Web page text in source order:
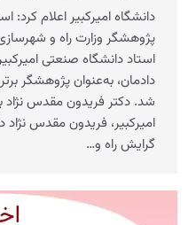
دانشگاه امیرکبیر اعلام کرد:
پژوهشگر وزارت راه و
استاد دانشگاه صنعتی
دادمان، به‌‌عنوان پژوهشگر
شد. دکتر فریدون مقدس نژاد
امیرکبیر، فریدون مقدس
گرایش راه و…